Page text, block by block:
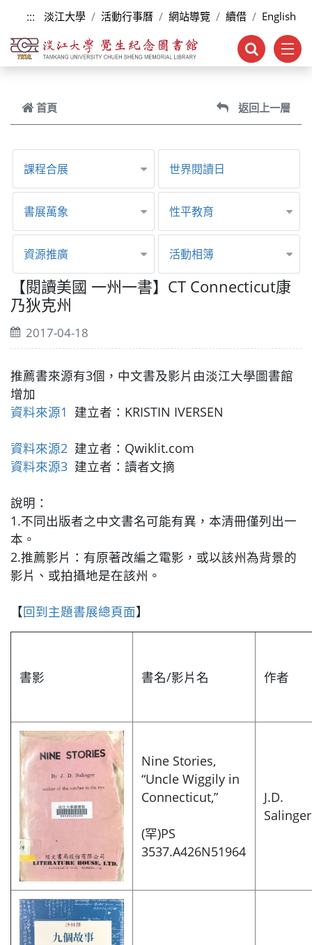
跳到主要內容
::: 淡江大學 活動行事曆 網站導覽 續借 English
首頁 返回上一層
課程合展 世界閱讀日
書展萬象 性平教育
資源推廣 活動相簿
【閱讀美國 一州一書】CT Connecticut康
乃狄克州
2017-04-18
推薦書來源有3個，中文書及影片由淡江大學圖書館
增加
資料來源1 建立者：KRISTIN IVERSEN
資料來源2 建立者：Qwiklit.com
資料來源3 建立者：讀者文摘
說明：
1.不同出版者之中文書名可能有異，本清冊僅列出一
本。
2.推薦影片：有原著改編之電影，或以該州為背景的
影片、或拍攝地是在該州。
【回到主題書展總頁面】
書影 書名/影片名 作者
Nine Stories,
“Uncle Wiggily in
Connecticut,”
(罕)PS
3537.A426N51964
J.D.
Salinger